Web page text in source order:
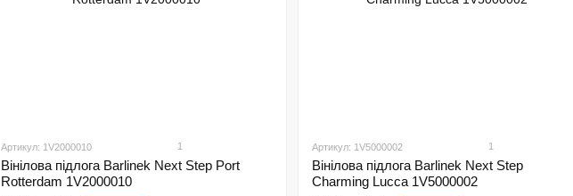
Артикул: 1V2000010 1
Вінілова підлога Barlinek Next Step Port
Rotterdam 1V2000010
Артикул: 1V5000002 1
Вінілова підлога Barlinek Next Step
Charming Lucca 1V5000002